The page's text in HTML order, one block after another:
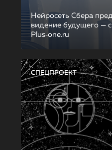
Нейросеть Сбера
видение будущего —
Plus‑one.ru
СПЕЦПРОЕКТ